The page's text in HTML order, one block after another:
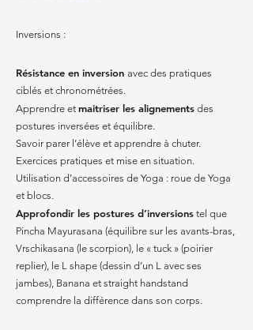
Inversions :
Résistance en inversion avec des pratiques
ciblés et chronométrées.
Apprendre et maitriser les alignements des
postures inversées et équilibre.
Savoir parer l’élève et apprendre à chuter.
Exercices pratiques et mise en situation.
Utilisation d’accessoires de Yoga : roue de Yoga
et blocs.
Approfondir les postures d’inversions tel que
Pincha Mayurasana (équilibre sur les avants-bras,
Vrschikasana (le scorpion), le « tuck » (poirier
replier), le L shape (dessin d’un L avec ses
jambes), Banana et straight handstand
comprendre la différence dans son corps.